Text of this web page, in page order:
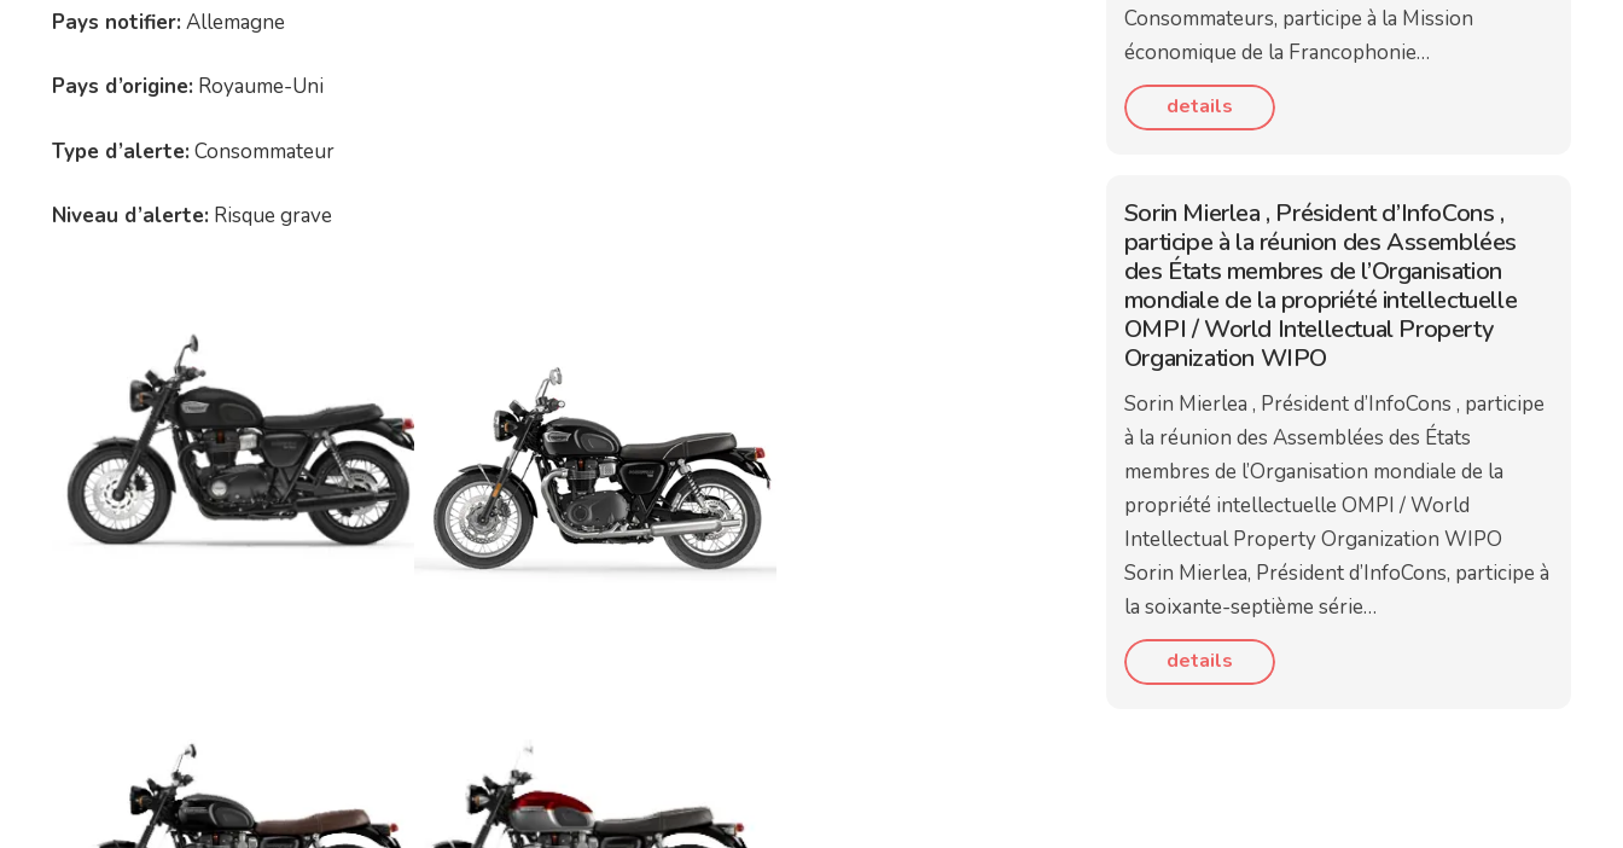
Pays notifier: Allemagne
Pays d’origine: Royaume-Uni
Type d’alerte: Consommateur
Niveau d’alerte: Risque grave
Consommateurs, participe à la Mission
économique de la Francophonie…
details
Sorin Mierlea , Président d’InfoCons ,
participe à la réunion des Assemblées
des États membres de l’Organisation
mondiale de la propriété intellectuelle
OMPI / World Intellectual Property
Organization WIPO
Sorin Mierlea , Président d’InfoCons , participe
à la réunion des Assemblées des États
membres de l’Organisation mondiale de la
propriété intellectuelle OMPI / World
Intellectual Property Organization WIPO
Sorin Mierlea, Président d’InfoCons, participe à
la soixante-septième série…
details